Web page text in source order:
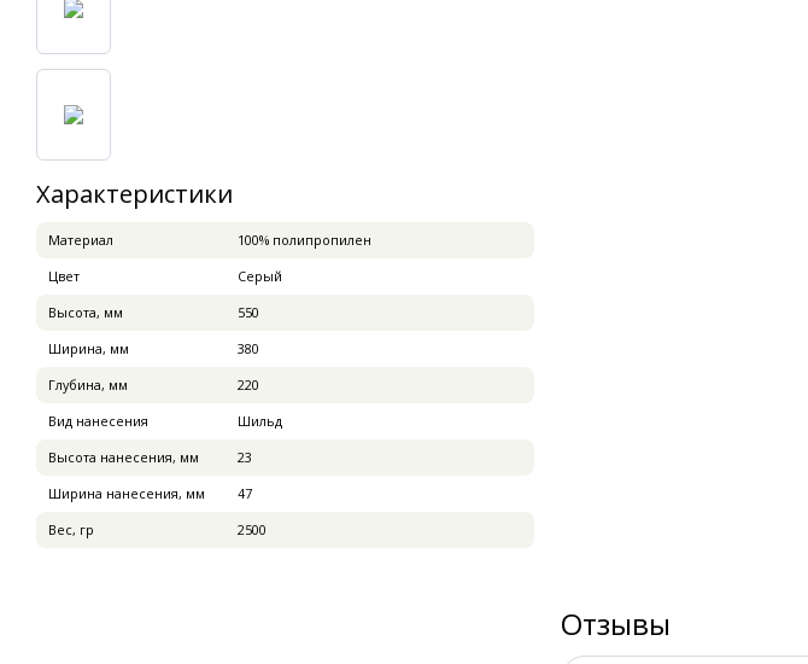
Характеристики
Материал
100% полипропилен
Цвет
Серый
Высота, мм
550
Ширина, мм
380
Глубина, мм
220
Вид нанесения
Шильд
Высота нанесения, мм
23
Ширина нанесения, мм
47
Вес, гр
2500
Отзывы